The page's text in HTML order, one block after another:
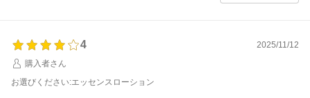
4
2025/11/12
購入者さん
お選びください:エッセンスローション